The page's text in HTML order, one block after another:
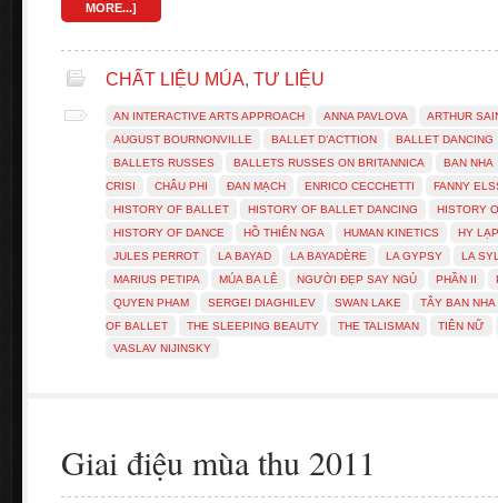
MORE...]
CHẤT LIỆU MÚA, TƯ LIỆU
AN INTERACTIVE ARTS APPROACH ANNA PAVLOVA
ARTHUR
AUGUST BOURNONVILLE
BALLET D’ACTTION
BALLET DANCING
BALLETS RUSSES
BALLETS RUSSES ON BRITANNICA
BAN NHA
CRISI
CHÂU PHI ĐAN MẠCH ENRICO CECCHETTI
FANNY
HISTORY OF BALLET
HISTORY OF BALLET DANCING
HISTORY
HISTORY OF DANCE
HỒ THIÊN NGA HUMAN KINETICS
HY LẠP
JULES PERROT
LA BAYAD LA BAYADÈRE LA GYPSY
LA
MARIUS PETIPA
MÚA BA LÊ NGƯỜI ĐẸP SAY NGỦ PHẦN II
QUYEN PHAM
SERGEI DIAGHILEV SWAN LAKE
TÂY BAN NHA
OF BALLET
THE SLEEPING BEAUTY THE TALISMAN
TIÊN NỮ
VASLAV NIJINSKY
Giai điệu mùa thu 2011